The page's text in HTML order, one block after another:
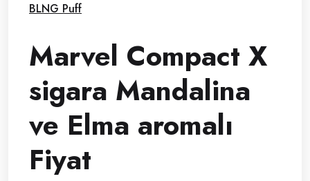
BLNG Puff
Marvel Compact X
sigara Mandalina
ve Elma aromalı
Fiyat